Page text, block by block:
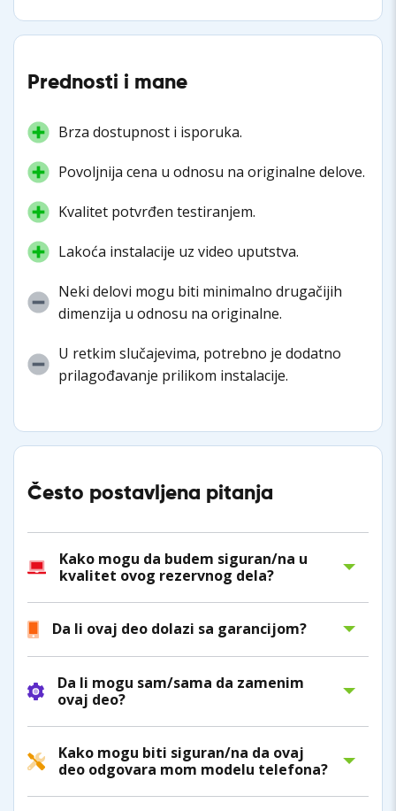
Prednosti i mane
Brza dostupnost i isporuka.
Povoljnija cena u odnosu na originalne delove.
Kvalitet potvrđen testiranjem.
Lakoća instalacije uz video uputstva.
Neki delovi mogu biti minimalno drugačijih
dimenzija u odnosu na originalne.
U retkim slučajevima, potrebno je dodatno
prilagođavanje prilikom instalacije.
Često postavljena pitanja
Kako mogu da budem siguran/na u
kvalitet ovog rezervnog dela?
Da li ovaj deo dolazi sa garancijom?
Da li mogu sam/sama da zamenim
ovaj deo?
Kako mogu biti siguran/na da ovaj
deo odgovara mom modelu telefona?